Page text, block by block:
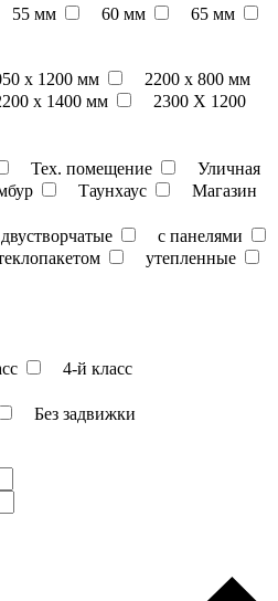
55 мм 60 мм
65 мм
x 1200 мм
2200 x 800 мм
х 1400 мм
2300 Х 1200
Тех. помещение
Уличная
Таунхаус Магазин
двустворчатые
с панелями
утепленные
4-й класс
Без задвижки